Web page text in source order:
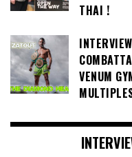
THAI !
VENUM